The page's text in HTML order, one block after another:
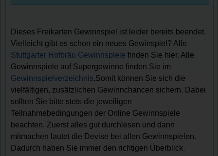
Dieses Freikarten Gewinnspiel ist leider bereits beendet.
Vielleicht gibt es schon ein neues Gewinspiel? Alle
Stuttgarter Hofbräu Gewinnspiele finden Sie hier. Alle
Gewinnspiele auf Supergewinne finden Sie im
Gewinnspielverzeichnis.Somit können Sie sich die
vielfältigen, zusätzlichen Gewinnchancen sichern. Dabei
sollten Sie bitte stets die jeweiligen
Teilnahmebedingungen der Online Gewinnspiele
beachten. Zuerst alles gut durchlesen und dann
mitmachen lautet die Devise bei allen Gewinnspielen.
Dadurch haben Sie immer den richtigen Überblick.